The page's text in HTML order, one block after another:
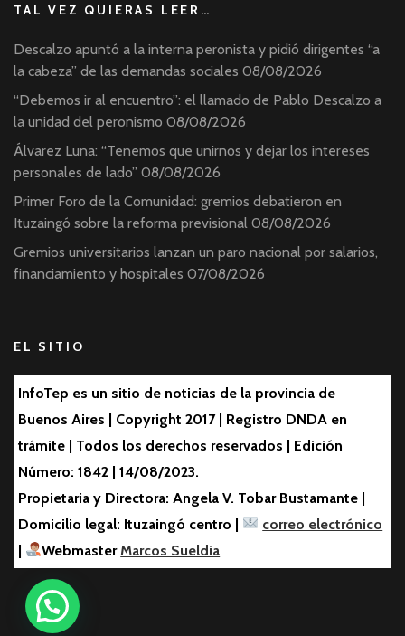
TAL VEZ QUIERAS LEER…
Descalzo apuntó a la interna peronista y pidió dirigentes “a
la cabeza” de las demandas sociales 08/08/2026
“Debemos ir al encuentro”: el llamado de Pablo Descalzo a
la unidad del peronismo 08/08/2026
Álvarez Luna: “Tenemos que unirnos y dejar los intereses
personales de lado” 08/08/2026
Primer Foro de la Comunidad: gremios debatieron en
Ituzaingó sobre la reforma previsional 08/08/2026
Gremios universitarios lanzan un paro nacional por salarios,
financiamiento y hospitales 07/08/2026
EL SITIO
InfoTep es un sitio de noticias de la provincia de
Buenos Aires | Copyright 2017 | Registro DNDA en
trámite | Todos los derechos reservados | Edición
Número: 1842 | 14/08/2023.
Propietaria y Directora: Angela V. Tobar Bustamante |
Domicilio legal: Ituzaingó centro |
correo electrónico
|
Webmaster Marcos Sueldia